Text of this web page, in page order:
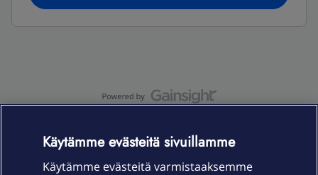
Käytämme evästeitä sivuillamme
Käytämme evästeitä varmistaaksemme